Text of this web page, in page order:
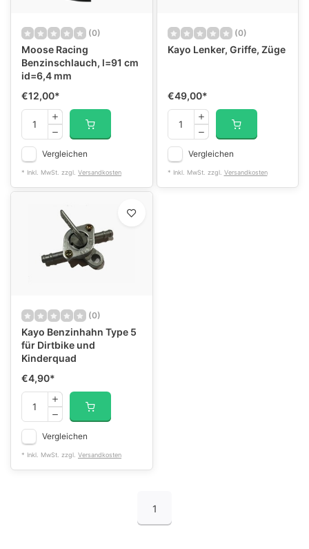
(0)
Moose Racing
Benzinschlauch, l=91 cm
id=6,4 mm
€12,00*
Vergleichen
* Inkl. MwSt. zzgl. Versandkosten
(0)
Kayo Lenker, Griffe, Züge
€49,00*
Vergleichen
* Inkl. MwSt. zzgl. Versandkosten
(0)
Kayo Benzinhahn Type 5
für Dirtbike und
Kinderquad
€4,90*
Vergleichen
* Inkl. MwSt. zzgl. Versandkosten
1